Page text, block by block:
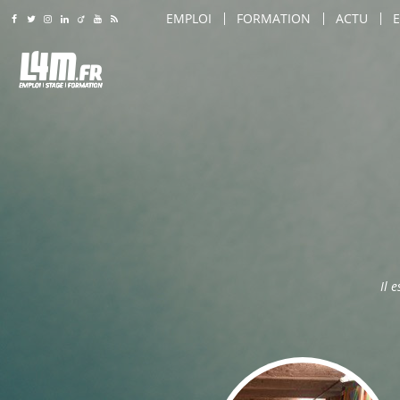
EMPLOI
VALENCIENNES
COMPIÈGNE
CONDUITE DE MACHINES /
MANUTENTION / EMBALLAGE
FORMATION
VALENCIENNES
COMPIÈGNE
ESTHÉTICIEN
ACTU
Il